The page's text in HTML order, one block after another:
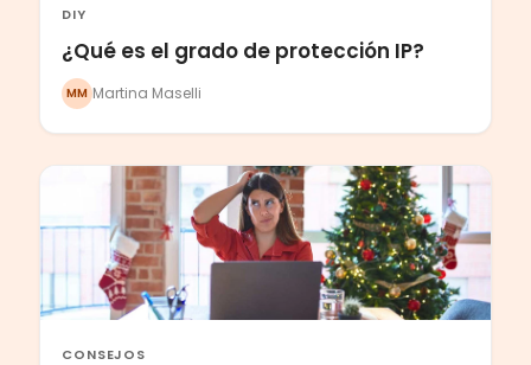
DIY
¿Qué es el grado de protección IP?
MM Martina Maselli
CONSEJOS